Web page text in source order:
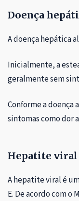
Doença
A doença hepática
Inicialmente, a
geralmente sem
Conforme a doença
sintomas como dor
Hepatite viral
A hepatite viral é
E. De acordo com o